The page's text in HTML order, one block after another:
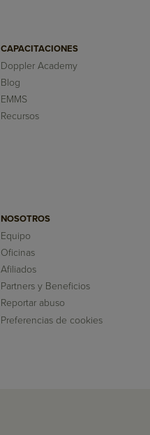
CAPACITACIONES
Doppler Academy
Blog
EMMS
Recursos
NOSOTROS
Equipo
Oficinas
Afiliados
Partners y Beneficios
Reportar abuso
Preferencias de cookies